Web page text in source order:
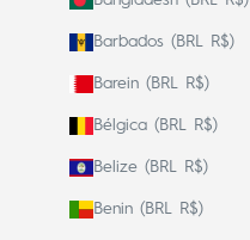
Barbados (BRL R$)
Barein (BRL R$)
Bélgica (BRL R$)
Belize (BRL R$)
Benin (BRL R$)